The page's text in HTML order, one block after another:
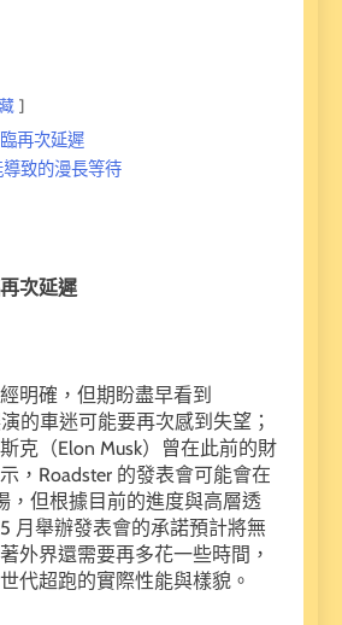
再次延遲
致的漫長等待
次延遲
明確，但期盼盡早看到
的車迷可能要再次感到失望；
克（Elon Musk）曾在此前的財
，Roadster 的發表會可能會在
，但根據目前的進度與高層透
月舉辦發表會的承諾預計將無
外界還需要再多花一些時間，
代超跑的實際性能與樣貌。